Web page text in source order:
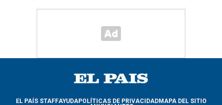
EL PAÍS STAFFAYUDAPOLÍTICAS DE PRIVACIDADMAPA DEL SITIO